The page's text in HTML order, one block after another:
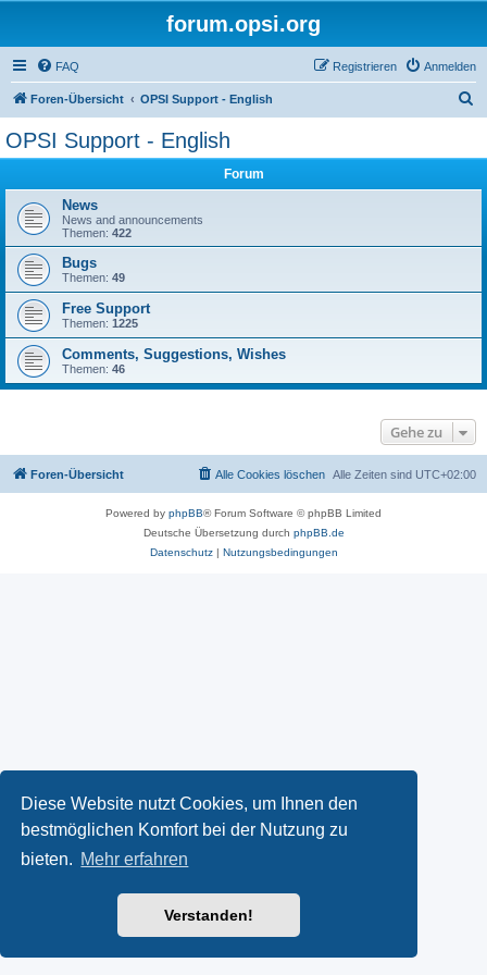
Diese Website nutzt Cookies, um Ihnen den
bestmöglichen Komfort bei der Nutzung zu
bieten. Mehr erfahren
Verstanden!
forum.opsi.org
FAQ Anmelden
Registrieren
Foren-Übersicht OPSI Support - English
OPSI Support - English
Forum
News
News and announcements
Themen: 422
Bugs
Themen: 49
Free Support
Themen: 1225
Comments, Suggestions, Wishes
Themen: 46
Gehe zu
Foren-Übersicht Alle Zeiten sind UTC+02:00
Alle Cookies löschen
Powered by phpBB® Forum Software © phpBB Limited
Deutsche Übersetzung durch phpBB.de
Datenschutz| Nutzungsbedingungen